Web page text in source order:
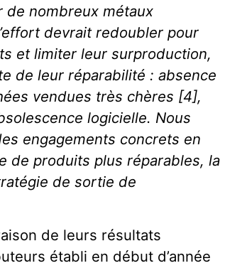
de nombreux métaux
devrait redoubler pour
et limiter leur surproduction,
de leur réparabilité : absence
vendues très chères [4],
logicielle. Nous
engagements concrets en
de produits plus réparables, la
de sortie de
de leurs résultats
établi en début d’année